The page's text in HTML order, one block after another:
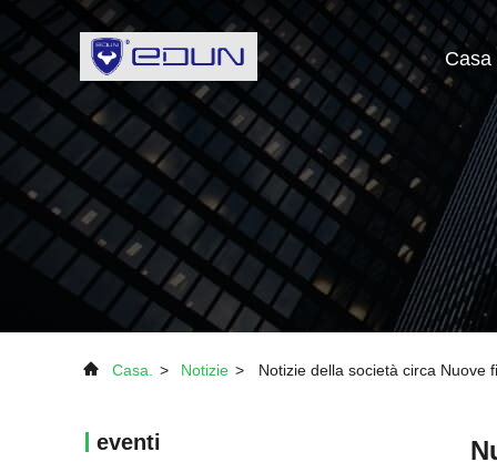
Casa
Casa. > Notizie > Notizie della società circa Nuove
eventi